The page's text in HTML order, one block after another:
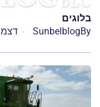
בלוגים
By
Sunbelblog דצמ 18, 2014